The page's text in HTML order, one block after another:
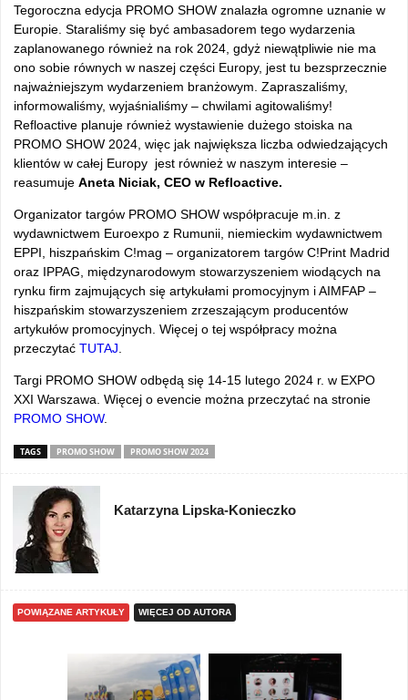
Tegoroczna edycja PROMO SHOW znalazła ogromne uznanie w
Europie. Staraliśmy się być ambasadorem tego wydarzenia
zaplanowanego również na rok 2024, gdyż niewątpliwie nie ma
ono sobie równych w naszej części Europy, jest tu bezsprzecznie
najważniejszym wydarzeniem branżowym. Zapraszaliśmy,
informowaliśmy, wyjaśnialiśmy – chwilami agitowaliśmy!
Refloactive planuje również wystawienie dużego stoiska na
PROMO SHOW 2024, więc jak największa liczba odwiedzających
klientów w całej Europy jest również w naszym interesie –
reasumuje Aneta Niciak, CEO w Refloactive.
Organizator targów PROMO SHOW współpracuje m.in. z
wydawnictwem Euroexpo z Rumunii, niemieckim wydawnictwem
EPPI, hiszpańskim C!mag – organizatorem targów C!Print Madrid
oraz IPPAG, międzynarodowym stowarzyszeniem wiodących na
rynku firm zajmujących się artykułami promocyjnym i AIMFAP –
hiszpańskim stowarzyszeniem zrzeszającym producentów
artykułów promocyjnych. Więcej o tej współpracy można
przeczytać TUTAJ
Targi PROMO SHOW odbędą się 14-15 lutego 2024 r. w EXPO
XXI Warszawa. Więcej o evencie można przeczytać na stronie
PROMO SHOW.
TAGS PROMO SHOW PROMO SHOW 2024
Katarzyna Lipska-Konieczko
POWIĄZANE ARTYKUŁY WIĘCEJ OD AUTORA